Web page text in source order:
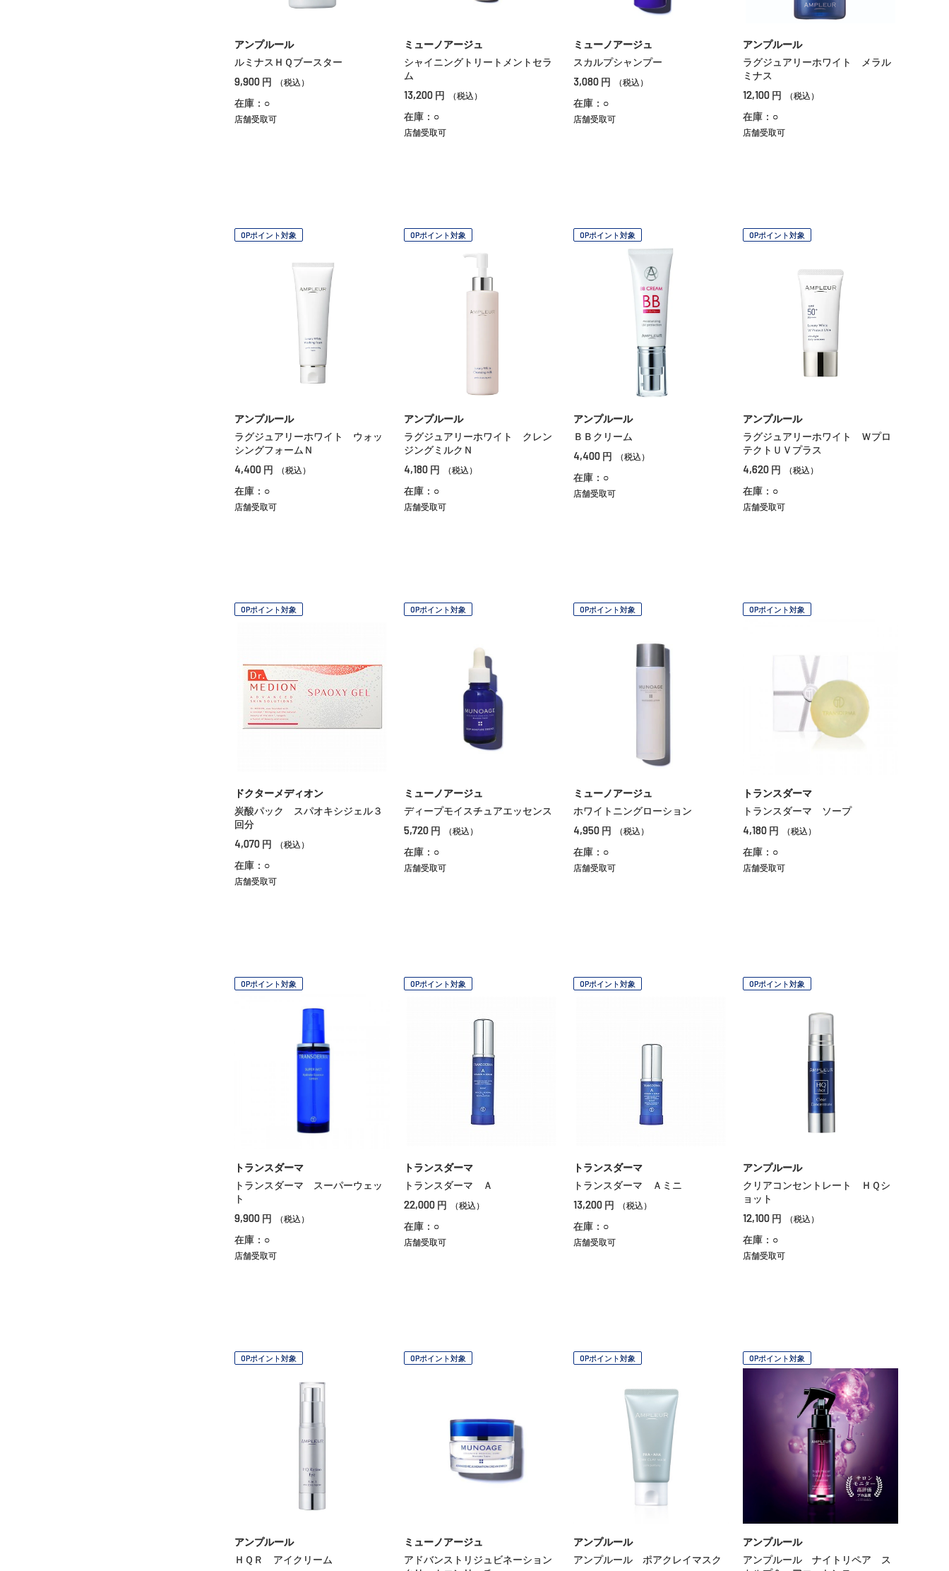
アンプルール
ルミナスＨＱブースター
9,900 円 （税込）
在庫：○
店舗受取可
ミューノアージュ
シャイニングトリートメントセラ
ム
13,200 円 （税込）
在庫：○
店舗受取可
ミューノアージュ
スカルプシャンプー
3,080 円 （税込）
在庫：○
店舗受取可
アンプルール
ラグジュアリーホワイト メラル
ミナス
12,100 円 （税込）
在庫：○
店舗受取可
OPポイント対象
アンプルール
ラグジュアリーホワイト ウォッ
シングフォームＮ
4,400 円 （税込）
在庫：○
店舗受取可
OPポイント対象
アンプルール
ラグジュアリーホワイト クレン
ジングミルクＮ
4,180 円 （税込）
在庫：○
店舗受取可
OPポイント対象
アンプルール
ＢＢクリーム
4,400 円 （税込）
在庫：○
店舗受取可
OPポイント対象
アンプルール
ラグジュアリーホワイト Ｗプロ
テクトＵＶプラス
4,620 円 （税込）
在庫：○
店舗受取可
OPポイント対象
ドクターメディオン
炭酸パック スパオキシジェル３
回分
4,070 円 （税込）
在庫：○
店舗受取可
OPポイント対象
ミューノアージュ
ディープモイスチュアエッセンス
5,720 円 （税込）
在庫：○
店舗受取可
OPポイント対象
ミューノアージュ
ホワイトニングローション
4,950 円 （税込）
在庫：○
店舗受取可
OPポイント対象
トランスダーマ
トランスダーマ ソープ
4,180 円 （税込）
在庫：○
店舗受取可
OPポイント対象
トランスダーマ
トランスダーマ スーパーウェッ
ト
9,900 円 （税込）
在庫：○
店舗受取可
OPポイント対象
トランスダーマ
トランスダーマ Ａ
22,000 円 （税込）
在庫：○
店舗受取可
OPポイント対象
トランスダーマ
トランスダーマ Ａミニ
13,200 円 （税込）
在庫：○
店舗受取可
OPポイント対象
アンプルール
クリアコンセントレート ＨＱシ
ョット
12,100 円 （税込）
在庫：○
店舗受取可
OPポイント対象
アンプルール
ＨＱＲ アイクリーム
OPポイント対象
ミューノアージュ
アドバンストリジュビネーション
OPポイント対象
アンプルール
アンプルール ポアクレイマスク
OPポイント対象
アンプルール
アンプルール ナイトリペア ス